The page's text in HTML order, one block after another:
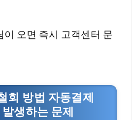
이 오면 즉시 고객센터 문
회 방법 자동결제
생하는 문제